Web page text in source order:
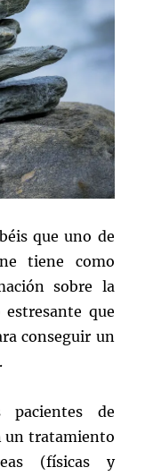
que uno de
tiene como
sobre la
que
conseguir un
de
un tratamiento
(físicas y